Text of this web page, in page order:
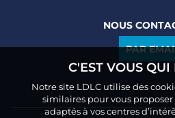
NOUS
PAR
C'EST VOUS
Notre site LDLC utilise des
similaires pour vous proposer
adaptés à vos centres